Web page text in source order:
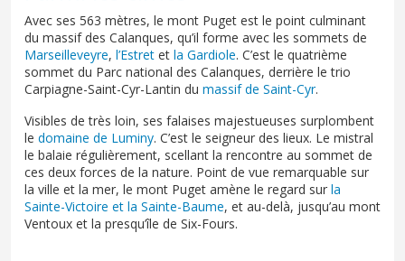
Avec ses 563 mètres, le mont Puget est le point culminant
du massif des Calanques, qu’il forme avec les sommets de
Marseilleveyre, l’Estret et la Gardiole. C’est le quatrième
sommet du Parc national des Calanques, derrière le trio
Carpiagne-Saint-Cyr-Lantin du massif de Saint-Cyr.
Visibles de très loin, ses falaises majestueuses surplombent
le domaine de Luminy. C’est le seigneur des lieux. Le mistral
le balaie régulièrement, scellant la rencontre au sommet de
ces deux forces de la nature. Point de vue remarquable sur
la ville et la mer, le mont Puget amène le regard sur la
Sainte-Victoire et la Sainte-Baume, et au-delà, jusqu’au mont
Ventoux et la presqu’île de Six-Fours.